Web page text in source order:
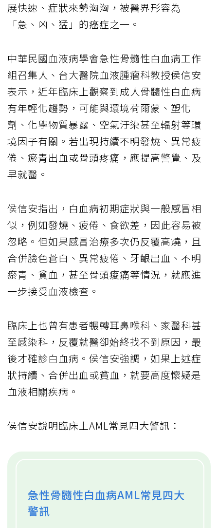
展快速、症狀來勢洶洶，被醫界形容為
「急、凶、猛」的癌症之一。
中華民國血液病學會急性骨髓性白血病工作
組召集人、台大醫院血液腫瘤科教授侯信安
表示，近年臨床上觀察到成人骨髓性白血病
有年輕化趨勢，可能與環境荷爾蒙、塑化
劑、化學物質暴露、空氣汙染甚至輻射等環
境因子有關。若出現持續不明發燒、異常疲
倦、瘀青出血或骨頭疼痛，應提高警覺、及
早就醫。
侯信安指出，白血病初期症狀與一般感冒相
似，例如發燒、疲倦、食欲差，因此容易被
忽略。但如果感冒治療多次仍反覆高燒，且
合併臉色蒼白、異常疲倦、牙齦出血、不明
瘀青、貧血，甚至骨頭痠痛等情況，就應進
一步接受血液檢查。
臨床上也曾有患者輾轉耳鼻喉科、家醫科甚
至感染科，反覆就醫卻始終找不到原因，最
後才確診白血病。侯信安強調，如果上述症
狀持續、合併出血或貧血，就要高度懷疑是
血液相關疾病。
侯信安說明臨床上AML常見四大警訊：
急性骨髓性白血病AML常見四大
警訊